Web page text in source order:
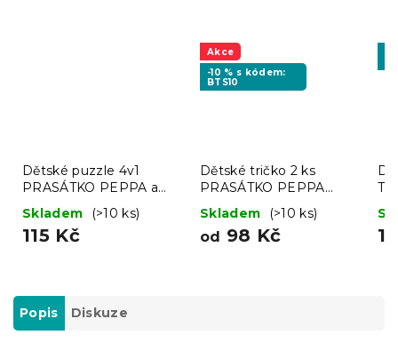
Dětské puzzle 4v1
PRASÁTKO PEPPA a
vánoční nálada, 19x29
cm
Skladem (>10 ks)
115 Kč
Akce
-10 % s kódem:
BTS10
Dětské tričko 2 ks
PRASÁTKO PEPPA
světle růžové/bílé -
různé velikosti
Skladem (>10 ks)
od 98 Kč
cm
Popis Diskuze